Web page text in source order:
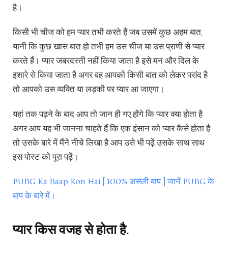
है।
किसी भी चीज को हम प्यार तभी करते हैं जब उसमें कुछ अहम बात,
यानी कि कुछ खास बात हो तभी हम उस चीज या उस प्राणी से प्यार
करते हैं। प्यार जबरदस्ती नहीं किया जाता है इसे मन और दिल के
इशारे से किया जाता है अगर वह आपको किसी बात को लेकर पसंद है
तो आपको उस व्यक्ति या लड़की पर प्यार आ जाएगा।
यहां तक पढ़ने के बाद आप तो जान ही गए होंगे कि प्यार क्या होता है
अगर आप यह भी जानना चाहते हैं कि एक इंसान को प्यार कैसे होता है
तो उसके बारे में मैंने नीचे लिखा है आप उसे भी पढ़ें उसके साथ साथ
इस पोस्ट को पूरा पढ़ें।
PUBG Ka Baap Kon Hai [ 100% असली बाप ] जानें PUBG के
बाप के बारे में।
प्यार किस वजह से होता है.